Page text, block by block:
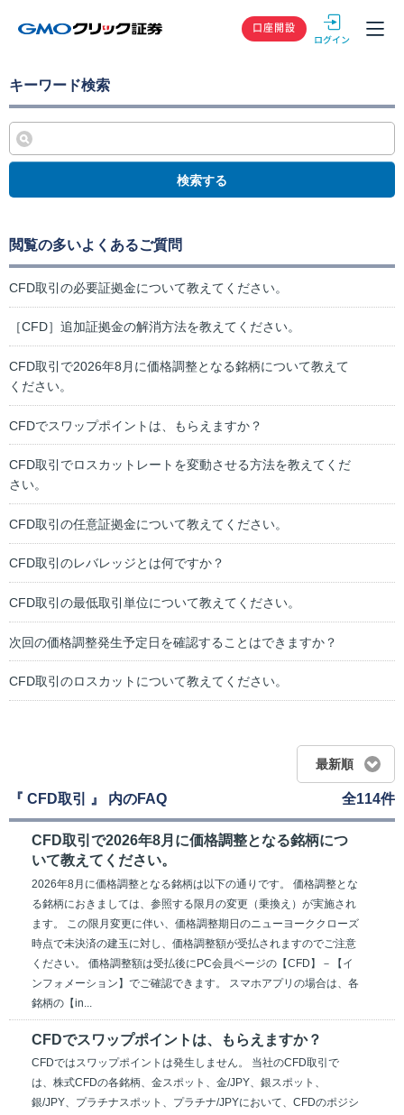
GMOクリック
口座開設
キーワード検索
検索する
閲覧の多いよくあるご質問
CFD取引の必要証拠金について教えてください。
［CFD］追加証拠金の解消方法を教えてください。
CFD取引で2026年8月に価格調整となる銘柄について教えて
ください。
CFDでスワップポイントは、もらえますか？
CFD取引でロスカットレートを変動させる方法を教えてくだ
さい。
CFD取引の任意証拠金について教えてください。
CFD取引のレバレッジとは何ですか？
CFD取引の最低取引単位について教えてください。
次回の価格調整発生予定日を確認することはできますか？
CFD取引のロスカットについて教えてください。
最新順
『 CFD取引 』 内のFAQ 全114件
CFD取引で2026年8月に価格調整となる銘柄につ
いて教えてください。
2026年8月に価格調整となる銘柄は以下の通りです。 価格調整とな
る銘柄におきましては、参照する限月の変更（乗換え）が実施され
ます。 この限月変更に伴い、価格調整期日のニューヨーククローズ
時点で未決済の建玉に対し、価格調整額が受払されますのでご注意
ください。 価格調整額は受払後にPC会員ページの【CFD】－【イ
ンフォメーション】でご確認できます。 スマホアプリの場合は、各
銘柄の【in...
CFDでスワップポイントは、もらえますか？
CFDではスワップポイントは発生しません。 当社のCFD取引で
は、株式CFDの各銘柄、金スポット、金/JPY、銀スポット、
銀/JPY、プラチナスポット、プラチナ/JPYにおいて、CFDのポジシ